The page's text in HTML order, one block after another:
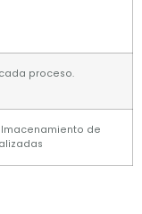
proceso.
de